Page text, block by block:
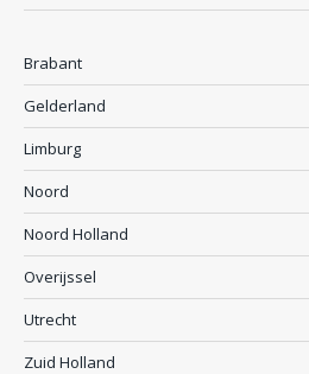
Brabant
Gelderland
Limburg
Noord
Noord Holland
Overijssel
Utrecht
Zuid Holland